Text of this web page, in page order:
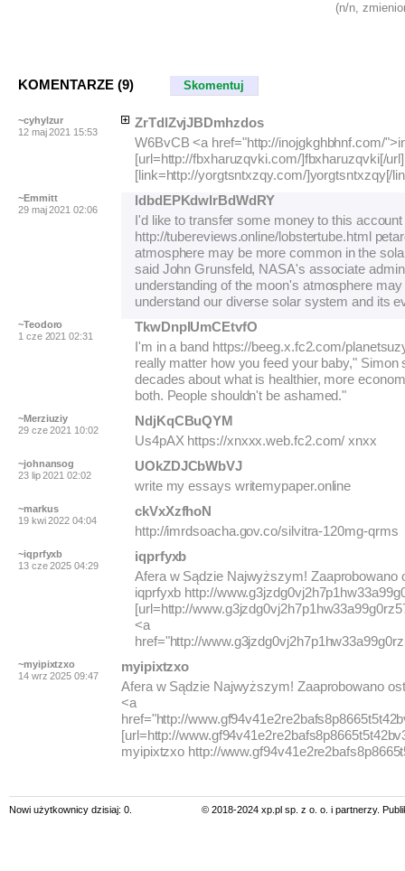
(n/n,
KOMENTARZE (9) Skomentuj
~cyhylzur
12 maj 2021 15:53
ZrTdlZvjJBDmhzdos
W6BvCB <a href="http://inojgkghbhnf.com/
[url=http://fbxharuzqvki.com/]fbxharuzqvki[/
[link=http://yorgtsntxzqy.com/]yorgtsntxzqy[/
~Emmitt
29 maj 2021 02:06
ldbdEPKdwlrBdWdRY
I'd like to transfer some money to this account
http://tubereviews.online/lobstertube.html
atmosphere may be more common in the
said John Grunsfeld, NASA's associate
understanding of the moon's atmosphere
understand our diverse solar system and its
~Teodoro
1 cze 2021 02:31
TkwDnplUmCEtvfO
I'm in a band https://beeg.x.fc2.com/
really matter how you feed your baby," Simon
decades about what is healthier, more
both. People shouldn't be ashamed."
~Merziuziy
29 cze 2021 10:02
NdjKqCBuQYM
Us4pAX https://xnxxx.web.fc2.com/ xnxx
~johnansog
23 lip 2021 02:02
UOkZDJCbWbVJ
write my essays writemypaper.online
~markus
19 kwi 2022 04:04
ckVxXzfhoN
http://imrdsoacha.gov.co/silvitra-120mg-qrms
~iqprfyxb
13 cze 2025 04:29
iqprfyxb
Afera w Sądzie Najwyższym! Zaaprobowano
iqprfyxb http://
[url=http://
<a
href="http://
~myipixtzxo
14 wrz 2025 09:47
myipixtzxo
Afera w Sądzie Najwyższym! Zaaprobowano
<a
href="http://
[url=http://
myipixtzxo http://
Nowi użytkownicy dzisiaj: 0. © 2018-2024 xp.pl sp. z o. o. i partnerzy.